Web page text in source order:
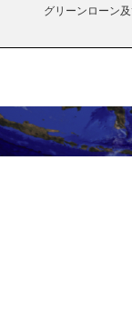
グリーンローン